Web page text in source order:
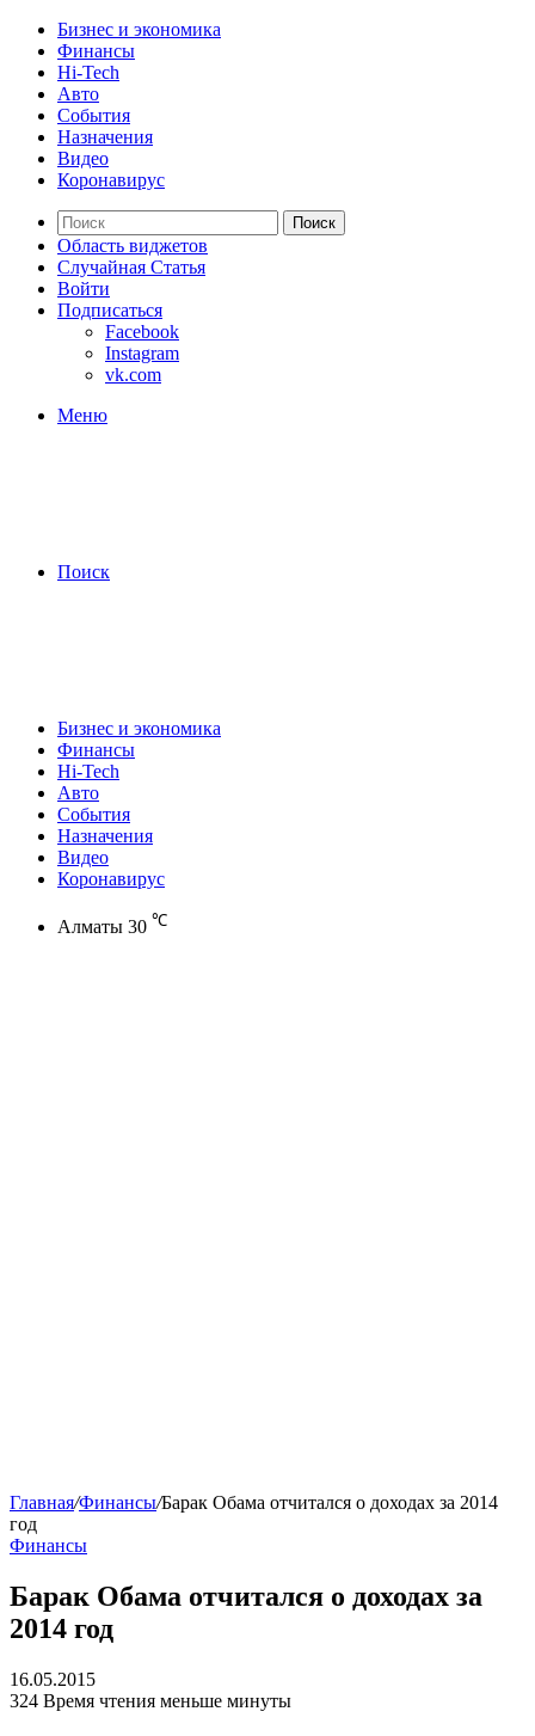
Бизнес и экономика
Финансы
Hi-Tech
Авто
События
Назначения
Видео
Коронавирус
Поиск
Область виджетов
Случайная Статья
Войти
Подписаться
Facebook
Instagram
vk.com
Меню
Поиск
Бизнес и экономика
Финансы
Hi-Tech
Авто
События
Назначения
Видео
Коронавирус
Алматы 30 ℃
Главная/Финансы/Барак Обама отчитался о доходах за 2014
год
Финансы
Барак Обама отчитался о доходах за
2014 год
16.05.2015
324 Время чтения меньше минуты